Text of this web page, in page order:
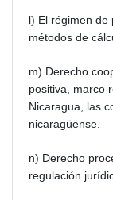
l) El régimen de
métodos de
m) Derecho
positiva, marco
Nicaragua, las
nicaragüense.
n) Derecho
regulación